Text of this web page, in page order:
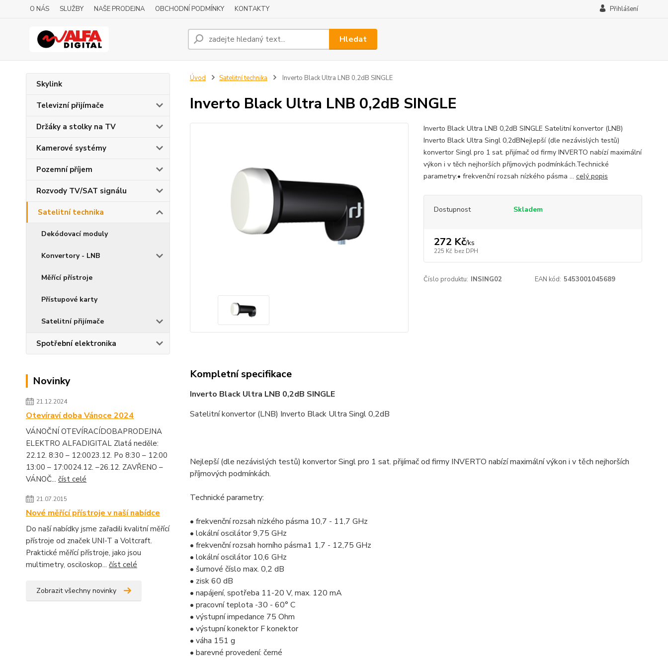
O NÁS SLUŽBY NAŠE PRODEJNA OBCHODNÍ PODMÍNKY KONTAKTY Přihlášení
Hledat
Skylink
Televizní přijímače
Držáky a stolky na TV
Kamerové systémy
Pozemní příjem
Rozvody TV/SAT signálu
Satelitní technika
Dekódovací moduly
Konvertory - LNB
Měřící přístroje
Přístupové karty
Satelitní přijímače
Spotřební elektronika
Novinky
21.12.2024
Otevíraví doba Vánoce 2024
VÁNOČNÍ OTEVÍRACÍDOBAPRODEJNA
ELEKTRO ALFADIGITAL Zlatá neděle:
22.12. 8:30 – 12:0023.12. Po 8:30 – 12:00
13:00 – 17:0024.12. –26.12. ZAVŘENO –
VÁNOČ... číst celé
21.07.2015
Nové měřící přístroje v naší nabídce
Do naší nabídky jsme zařadili kvalitní měřící
přístroje od značek UNI-T a Voltcraft.
Praktické měřící přístroje, jako jsou
multimetry, osciloskop... číst celé
Zobrazit všechny novinky
Úvod Satelitní technika Inverto Black Ultra LNB 0,2dB SINGLE
Inverto Black Ultra LNB 0,2dB SINGLE
Inverto Black Ultra LNB 0,2dB SINGLE Satelitní konvertor (LNB)
Inverto Black Ultra Singl 0,2dBNejlepší (dle nezávislých testů)
konvertor Singl pro 1 sat. přijímač od firmy INVERTO nabízí maximální
výkon i v těch nejhorších příjmových podmínkách.Technické
parametry:• frekvenční rozsah nízkého pásma ... celý popis
Dostupnost Skladem
272 Kč/ks
225 Kč bez DPH
Číslo produktu: INSING02 EAN kód: 5453001045689
Kompletní specifikace
Inverto Black Ultra LNB 0,2dB SINGLE
Satelitní konvertor (LNB) Inverto Black Ultra Singl 0,2dB
Nejlepší (dle nezávislých testů) konvertor Singl pro 1 sat. přijímač od firmy INVERTO nabízí maximální výkon i v těch nejhorších
příjmových podmínkách.
Technické parametry:
• frekvenční rozsah nízkého pásma 10,7 - 11,7 GHz
• lokální oscilátor 9,75 GHz
• frekvenční rozsah horního pásma1 1,7 - 12,75 GHz
• lokální oscilátor 10,6 GHz
• šumové číslo max. 0,2 dB
• zisk 60 dB
• napájení, spotřeba 11-20 V, max. 120 mA
• pracovní teplota -30 - 60° C
• výstupní impedance 75 Ohm
• výstupní konektor F konektor
• váha 151 g
• barevné provedení: černé